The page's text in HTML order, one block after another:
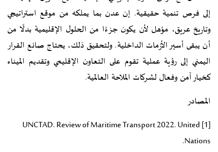
إلى فرص تنمية حقيقية. إن عدن بما يملكه من موقع استراتيجي
وتاريخ عريق، مؤهل لأن يكون جزءًا من الحلول الإقليمية بدلًا من
أن يبقى أسير الأزمات الداخلية. ولتحقيق ذلك، يحتاج صانع القرار
اليمني إلى رؤية عملية تقوم على التعاون الإقليمي وتقديم الميناء
كخيار آمن وفعال لشركات الملاحة العالمية.
المصادر
[1]
UNCTAD. Review of Maritime Transport 2022. United
Nations.